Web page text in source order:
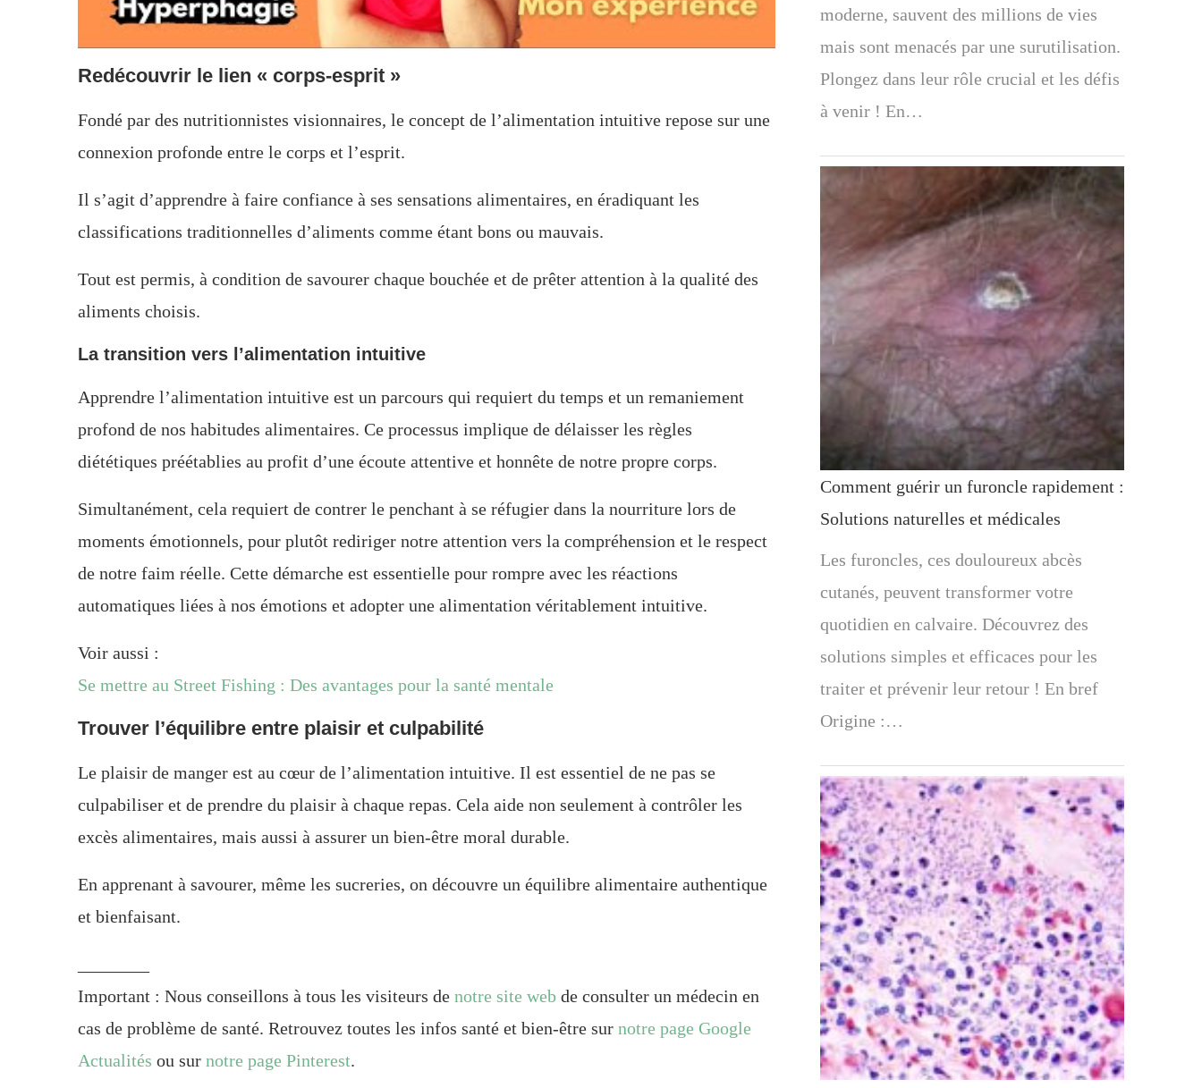
Redécouvrir le lien « corps-esprit »
Fondé par des nutritionnistes visionnaires, le concept de l’alimentation intuitive repose sur une
connexion profonde entre le corps et l’esprit.
Il s’agit d’apprendre à faire confiance à ses sensations alimentaires, en éradiquant les
classifications traditionnelles d’aliments comme étant bons ou mauvais.
Tout est permis, à condition de savourer chaque bouchée et de prêter attention à la qualité des
aliments choisis.
La transition vers l’alimentation intuitive
Apprendre l’alimentation intuitive est un parcours qui requiert du temps et un remaniement
profond de nos habitudes alimentaires. Ce processus implique de délaisser les règles
diététiques préétablies au profit d’une écoute attentive et honnête de notre propre corps.
Simultanément, cela requiert de contrer le penchant à se réfugier dans la nourriture lors de
moments émotionnels, pour plutôt rediriger notre attention vers la compréhension et le respect
de notre faim réelle. Cette démarche est essentielle pour rompre avec les réactions
automatiques liées à nos émotions et adopter une alimentation véritablement intuitive.
Voir aussi :
Se mettre au Street Fishing : Des avantages pour la santé mentale
Trouver l’équilibre entre plaisir et culpabilité
Le plaisir de manger est au cœur de l’alimentation intuitive. Il est essentiel de ne pas se
culpabiliser et de prendre du plaisir à chaque repas. Cela aide non seulement à contrôler les
excès alimentaires, mais aussi à assurer un bien-être moral durable.
En apprenant à savourer, même les sucreries, on découvre un équilibre alimentaire authentique
et bienfaisant.
Important : Nous conseillons à tous les visiteurs de notre site web de consulter un médecin en
cas de problème de santé. Retrouvez toutes les infos santé et bien-être sur notre page Google
Actualités ou sur notre page Pinterest.
moderne, sauvent des millions de vies
mais sont menacés par une surutilisation.
Plongez dans leur rôle crucial et les défis
à venir ! En…
Comment guérir un furoncle rapidement :
Solutions naturelles et médicales
Les furoncles, ces douloureux abcès
cutanés, peuvent transformer votre
quotidien en calvaire. Découvrez des
solutions simples et efficaces pour les
traiter et prévenir leur retour ! En bref
Origine :…